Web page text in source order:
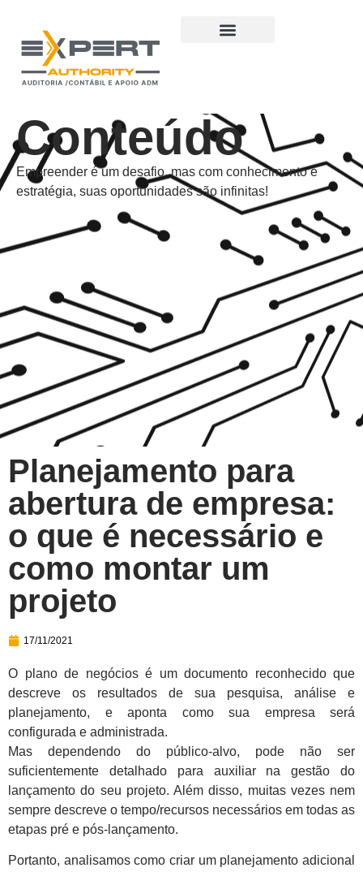
Conteúdo
Empreender é um desafio, mas com conhecimento e
estratégia, suas oportunidades são infinitas!
Planejamento para
abertura de empresa:
o que é necessário e
como montar um
projeto
17/11/2021
O plano de negócios é um documento reconhecido que
descreve os resultados de sua pesquisa, análise e
planejamento, e aponta como sua empresa será
configurada e administrada.
Mas dependendo do público-alvo, pode não ser
suficientemente detalhado para auxiliar na gestão do
lançamento do seu projeto. Além disso, muitas vezes nem
sempre descreve o tempo/recursos necessários em todas as
etapas pré e pós-lançamento.
Portanto, analisamos como criar um planejamento adicional